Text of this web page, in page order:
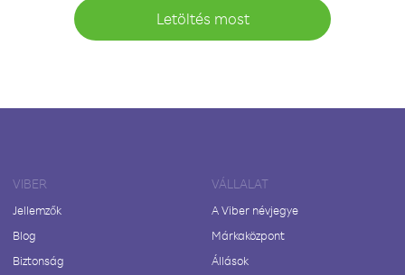
Letöltés most
VIBER
Jellemzők
Blog
Biztonság
VÁLLALAT
A Viber névjegye
Márkaközpont
Állások